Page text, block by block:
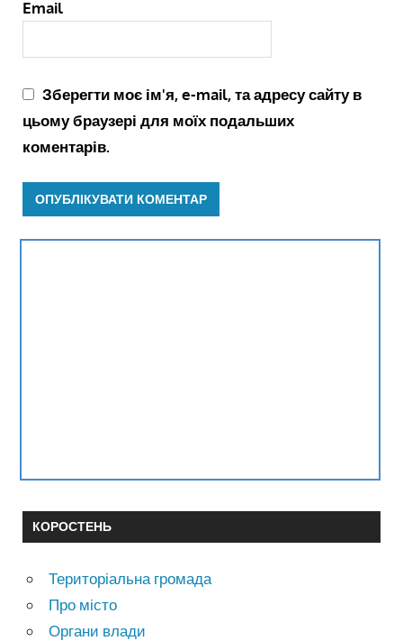
Email
Зберегти моє ім'я, e-mail, та адресу сайту в
цьому браузері для моїх подальших
коментарів.
КОРОСТЕНЬ
Територіальна громада
Про місто
Органи влади